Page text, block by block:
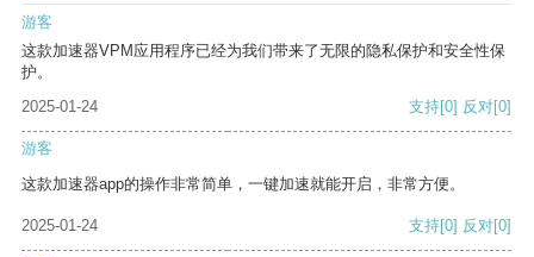
游客
这款加速器VPM应用程序已经为我们带来了无限的隐私保护和安全性保
护。
2025-01-24
支持[0] 反对[0]
游客
这款加速器app的操作非常简单，一键加速就能开启，非常方便。
2025-01-24 支持[0] 反对[0]